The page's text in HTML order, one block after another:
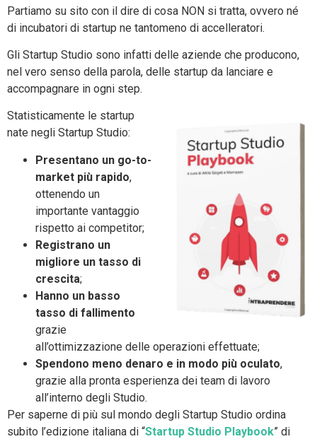
Partiamo su sito con il dire di cosa NON si tratta, ovvero né
di incubatori di startup ne tantomeno di accelleratori.
Gli Startup Studio sono infatti delle aziende che producono,
nel vero senso della parola, delle startup da lanciare e
accompagnare in ogni step.
Statisticamente le startup
nate negli Startup Studio:
Presentano un go-to-
market più rapido,
ottenendo un
importante vantaggio
rispetto ai competitor;
Registrano un
migliore un tasso di
crescita;
Hanno un basso
tasso di fallimento
grazie
all’ottimizzazione delle operazioni effettuate;
Spendono meno denaro e in modo più oculato,
grazie alla pronta esperienza dei team di lavoro
all’interno degli Studio.
Per saperne di più sul mondo degli Startup Studio ordina
subito l’edizione italiana di “Startup Studio Playbook” di